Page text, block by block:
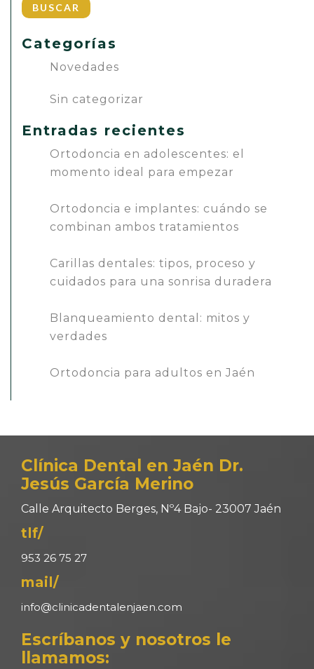
BUSCAR
Categorías
Novedades
Sin categorizar
Entradas recientes
Ortodoncia en adolescentes: el
momento ideal para empezar
Ortodoncia e implantes: cuándo se
combinan ambos tratamientos
Carillas dentales: tipos, proceso y
cuidados para una sonrisa duradera
Blanqueamiento dental: mitos y
verdades
Ortodoncia para adultos en Jaén
Clínica Dental en Jaén Dr.
Jesús García Merino
Calle Arquitecto Berges, Nº4 Bajo- 23007 Jaén
tlf/
953 26 75 27
mail/
info@clinicadentalenjaen.com
Escríbanos y nosotros le
llamamos: